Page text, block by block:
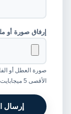
إرفاق صورة أو
صورة العطل أو
الأقصى 5 ميجابايت
إرسال